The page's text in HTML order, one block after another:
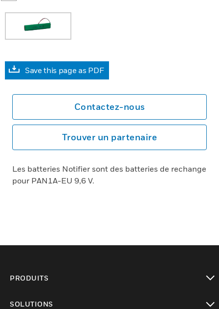
Save this page as PDF
Contactez-nous
Trouver un partenaire
Les batteries Notifier sont des batteries de rechange
pour PAN1A-EU 9,6 V.
PRODUITS
SOLUTIONS